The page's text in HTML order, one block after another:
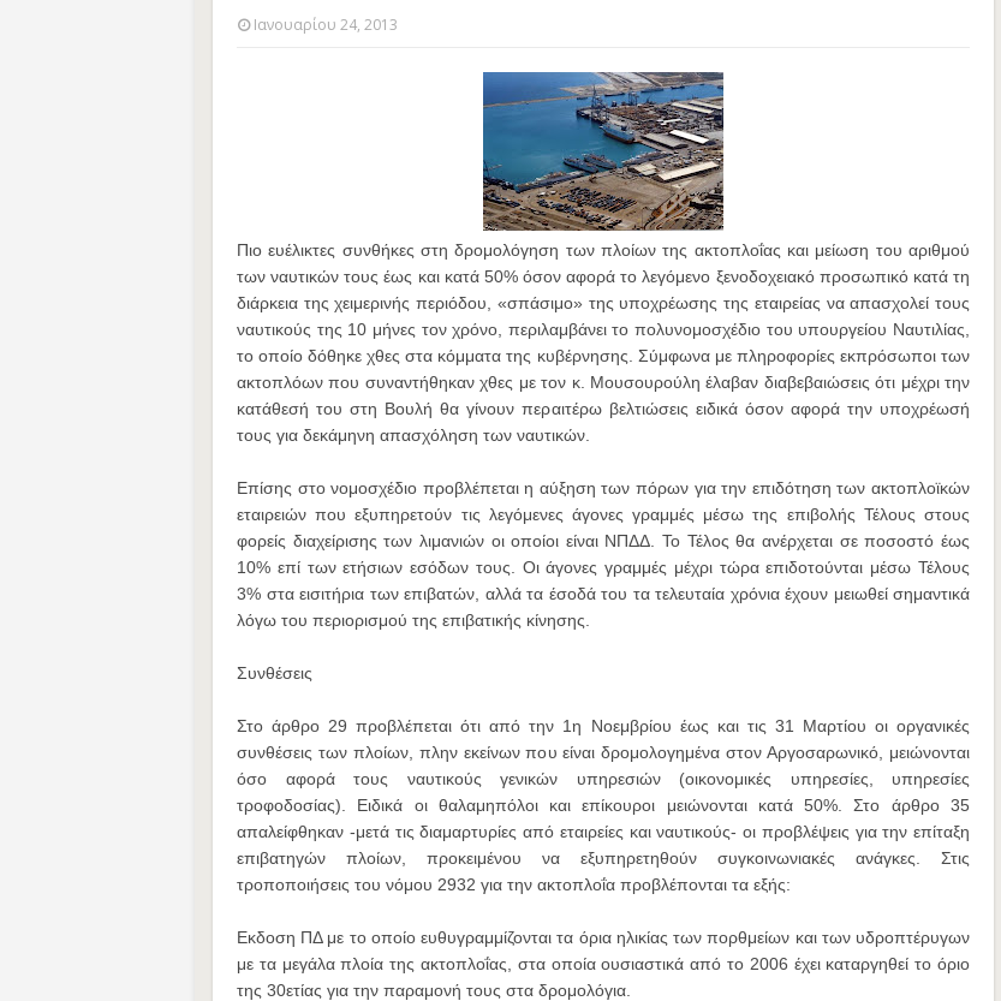
Ιανουαρίου 24, 2013
Πιο ευέλικτες συνθήκες στη δρομολόγηση των πλοίων της ακτοπλοΐας και μείωση του αριθμού
των ναυτικών τους έως και κατά 50% όσον αφορά το λεγόμενο ξενοδοχειακό προσωπικό κατά τη
διάρκεια της χειμερινής περιόδου, «σπάσιμο» της υποχρέωσης της εταιρείας να απασχολεί τους
ναυτικούς της 10 μήνες τον χρόνο, περιλαμβάνει τοπολυνομοσχέδιο του υπουργείου Ναυτιλίας,
το οποίο δόθηκε χθες στα κόμματα της κυβέρνησης. Σύμφωνα με πληροφορίες εκπρόσωποι των
ακτοπλόων που συναντήθηκαν χθες με τον κ. Μουσουρούλη έλαβαν διαβεβαιώσεις ότι μέχρι την
κατάθεσή του στη Βουλή θα γίνουν περαιτέρω βελτιώσεις ειδικά όσον αφορά την υποχρέωσή
τους για δεκάμηνη απασχόληση των ναυτικών.
Επίσης στο νομοσχέδιο προβλέπεται η αύξηση των πόρων για την επιδότηση των ακτοπλοϊκών
εταιρειών που εξυπηρετούν τις λεγόμενες άγονες γραμμές μέσω της επιβολής Τέλους στους
φορείς διαχείρισης των λιμανιών οι οποίοι είναι ΝΠΔΔ. Το Τέλος θα ανέρχεται σε ποσοστό έως
10% επί των ετήσιων εσόδων τους. Οι άγονες γραμμές μέχρι τώρα επιδοτούνται μέσω Τέλους
3% στα εισιτήρια των επιβατών, αλλά τα έσοδά του τα τελευταία χρόνια έχουν μειωθεί σημαντικά
λόγω του περιορισμού της επιβατικής κίνησης.
Συνθέσεις
Στο άρθρο 29 προβλέπεται ότι από την 1η Νοεμβρίου έως και τις 31 Μαρτίου οι οργανικές
συνθέσεις των πλοίων, πλην εκείνων που είναι δρομολογημένα στον Αργοσαρωνικό, μειώνονται
όσο αφορά τους ναυτικούς γενικών υπηρεσιών (οικονομικές υπηρεσίες, υπηρεσίες
τροφοδοσίας). Ειδικά οι θαλαμηπόλοι και επίκουροι μειώνονται κατά 50%. Στο άρθρο 35
απαλείφθηκαν -μετά τις διαμαρτυρίες από εταιρείες και ναυτικούς- οι προβλέψεις για την επίταξη
επιβατηγών πλοίων, προκειμένου να εξυπηρετηθούν συγκοινωνιακές ανάγκες. Στις
τροποποιήσεις του νόμου 2932 για την ακτοπλοΐα προβλέπονται τα εξής:
Εκδοση ΠΔ με το οποίο ευθυγραμμίζονται τα όρια ηλικίας των πορθμείων και των υδροπτέρυγων
με τα μεγάλα πλοία της ακτοπλοΐας, στα οποία ουσιαστικά από το 2006 έχει καταργηθεί το όριο
της 30ετίας για την παραμονή τους στα δρομολόγια.